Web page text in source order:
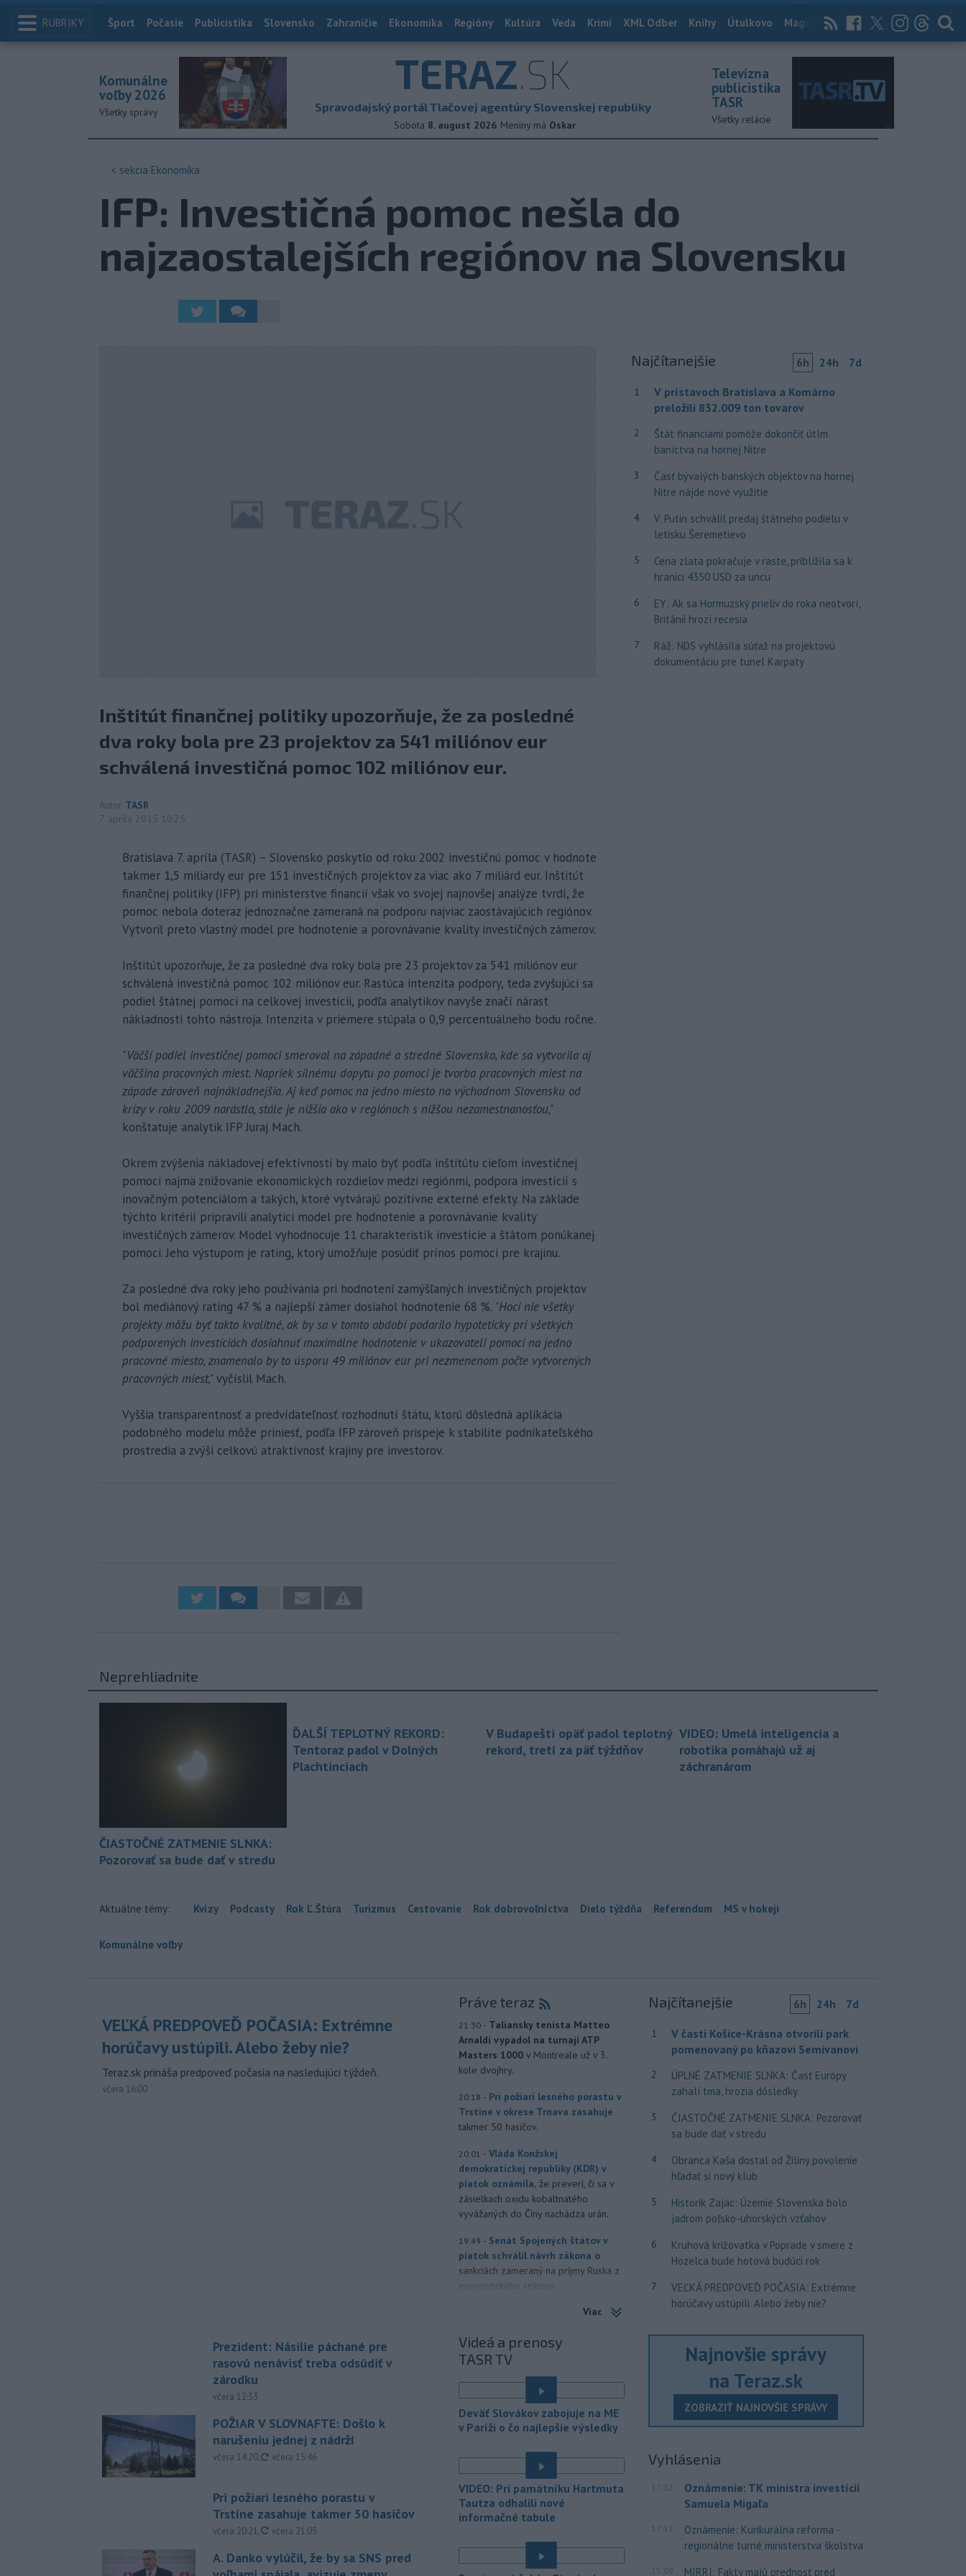
RUBRIKY Index
Šport Počasie Publicistika Slovensko Zahraničie Ekonomika Regióny Kultúra Veda Krimi XML Odber Knihy Útulkovo Magazín News Now Archív
TERAZ.SK
Spravodajský portál Tlačovej agentúry Slovenskej republiky
Sobota 8. august 2026 Meniny má Oskar
Komunálne
voľby 2026
Všetky správy
Televízna
publicistika
TASR
Všetky relácie
< sekcia Ekonomika
IFP: Investičná pomoc nešla do
najzaostalejších regiónov na Slovensku
Inštitút finančnej politiky upozorňuje, že za posledné
dva roky bola pre 23 projektov za 541 miliónov eur
schválená investičná pomoc 102 miliónov eur.
Autor TASR
7. apríla 2015 10:25
Bratislava 7. apríla (TASR) – Slovensko poskytlo od roku 2002 investičnú pomoc v hodnote
takmer 1,5 miliardy eur pre 151 investičných projektov za viac ako 7 miliárd eur. Inštitút
finančnej politiky (IFP) pri ministerstve financií však vo svojej najnovšej analýze tvrdí, že
pomoc nebola doteraz jednoznačne zameraná na podporu najviac zaostávajúcich regiónov.
Vytvoril preto vlastný model pre hodnotenie a porovnávanie kvality investičných zámerov.
Inštitút upozorňuje, že za posledné dva roky bola pre 23 projektov za 541 miliónov eur
schválená investičná pomoc 102 miliónov eur. Rastúca intenzita podpory, teda zvyšujúci sa
podiel štátnej pomoci na celkovej investícii, podľa analytikov navyše značí nárast
nákladnosti tohto nástroja. Intenzita v priemere stúpala o 0,9 percentuálneho bodu ročne.
"Väčší podiel investičnej pomoci smeroval na západné a stredné Slovensko, kde sa vytvorila aj
väčšina pracovných miest. Napriek silnému dopytu po pomoci je tvorba pracovných miest na
západe zároveň najnákladnejšia. Aj keď pomoc na jedno miesto na východnom Slovensku od
krízy v roku 2009 narástla, stále je nižšia ako v regiónoch s nižšou nezamestnanosťou,"
konštatuje analytik IFP Juraj Mach.
Okrem zvýšenia nákladovej efektívnosti by malo byť podľa inštitútu cieľom investičnej
pomoci najmä znižovanie ekonomických rozdielov medzi regiónmi, podpora investícií s
inovačným potenciálom a takých, ktoré vytvárajú pozitívne externé efekty. Na základe
týchto kritérií pripravili analytici model pre hodnotenie a porovnávanie kvality
investičných zámerov. Model vyhodnocuje 11 charakteristík investície a štátom ponúkanej
pomoci. Jeho výstupom je rating, ktorý umožňuje posúdiť prínos pomoci pre krajinu.
Za posledné dva roky jeho používania pri hodnotení zamýšľaných investičných projektov
bol mediánový rating 47 % a najlepší zámer dosiahol hodnotenie 68 %. "Hoci nie všetky
projekty môžu byť takto kvalitné, ak by sa v tomto období podarilo hypoteticky pri všetkých
podporených investíciách dosiahnuť maximálne hodnotenie v ukazovateli pomoci na jedno
pracovné miesto, znamenalo by to úsporu 49 miliónov eur pri nezmenenom počte vytvorených
pracovných miest,"vyčíslil Mach.
Vyššia transparentnosť a predvídateľnosť rozhodnutí štátu, ktorú dôsledná aplikácia
podobného modelu môže priniesť, podľa IFP zároveň prispeje k stabilite podnikateľského
prostredia a zvýši celkovú atraktívnosť krajiny pre investorov.
Najčítanejšie 6h 24h 7d
1
V prístavoch Bratislava a Komárno
preložili 832.009 ton tovarov
2
Štát financiami pomôže dokončiť útlm
baníctva na hornej Nitre
3
Časť bývalých banských objektov na hornej
Nitre nájde nové využitie
4
V. Putin schválil predaj štátneho podielu v
letisku Šeremetievo
5
Cena zlata pokračuje v raste, priblížila sa k
hranici 4350 USD za uncu
6
EY: Ak sa Hormuzský prieliv do roka neotvorí,
Británii hrozí recesia
7
Ráž: NDS vyhlásila súťaž na projektovú
dokumentáciu pre tunel Karpaty
Neprehliadnite
ČIASTOČNÉ ZATMENIE SLNKA:
Pozorovať sa bude dať v stredu
ĎALŠÍ TEPLOTNÝ REKORD:
Tentoraz padol v Dolných
Plachtinciach
V Budapešti opäť padol teplotný
rekord, tretí za päť týždňov
VIDEO: Umelá inteligencia a
robotika pomáhajú už aj
záchranárom
Aktuálne témy: Kvízy Podcasty Rok Ľ.Štúra Turizmus Cestovanie Rok dobrovoľníctva Dielo týždňa Referendum MS v hokeji
Komunálne voľby
VEĽKÁ PREDPOVEĎ POČASIA: Extrémne
horúčavy ustúpili. Alebo žeby nie?
Teraz.sk prináša predpoveď počasia na nasledujúci týždeň.
včera 16:00
Prezident: Násilie páchané pre
rasovú nenávisť treba odsúdiť v
zárodku
včera 12:33
POŽIAR V SLOVNAFTE: Došlo k
narušeniu jednej z nádrží
včera 14:20, aktualizované
včera 15:46
Pri požiari lesného porastu v
Trstíne zasahuje takmer 50 hasičov
včera 20:21, aktualizované
včera 21:05
A. Danko vylúčil, že by sa SNS pred
Práve teraz
21:30 - Taliansky tenista Matteo
Arnaldi vypadol na turnaji ATP
Masters 1000 v Montreale už v 3.
kole dvojhry.
20:18 - Pri požiari lesného porastu v
Trstíne v okrese Trnava zasahuje
takmer 50 hasičov.
20:01 - Vláda Konžskej
demokratickej republiky (KDR) v
piatok oznámila, že preverí, či sa v
zásielkach oxidu kobaltnatého
vyvážaných do Číny nachádza urán.
19:49 - Senát Spojených štátov v
piatok schválil návrh zákona o
sankciách zameraný na príjmy Ruska z
energetického sektora.
Slovenská polícia prispela k
ktorý sa podarilo ukončiť
právoplatným odsúdením páchateľa v
15:21 - Piatkový požiar v
bratislavskej rafinérii Slovnaft je
pod kontrolou.Príčina jeho vzniku
TASR to potvrdil hovorca rafinérie
Anton Molnár.
15:17 - Ministerstvo kultúry (MK) SR
upraví verziu opatrenia o
pôsobnosti rezortu.
14:17 - V bratislavskej rafinérii
Viac
Videá a prenosy
TASR TV
Deväť Slovákov zabojuje na ME
v Paríži o čo najlepšie výsledky
VIDEO: Pri pamätníku Hartmuta
Tautza odhalili nové
informačné tabule
Najčítanejšie 6h 24h 7d
1
V časti Košice-Krásna otvorili park
pomenovaný po kňazovi Semivanovi
2
ÚPLNÉ ZATMENIE SLNKA: Časť Európy
zahalí tma, hrozia dôsledky
3
ČIASTOČNÉ ZATMENIE SLNKA: Pozorovať
sa bude dať v stredu
4
Obranca Kaša dostal od Žiliny povolenie
hľadať si nový klub
5
Historik Zajac: Územie Slovenska bolo
jadrom poľsko-uhorských vzťahov
6
Kruhová križovatka v Poprade v smere z
Hozelca bude hotová budúci rok
7
VEĽKÁ PREDPOVEĎ POČASIA: Extrémne
horúčavy ustúpili. Alebo žeby nie?
Najnovšie správy
na Teraz.sk
ZOBRAZIŤ NAJNOVŠIE SPRÁVY
Vyhlásenia
17:32
Oznámenie: TK ministra investícií
Samuela Migaľa
17:17
Oznámenie: Kurikurálna reforma -
regionálne turné ministerstva školstva
15:09 MIRRI: Fakty majú prednosť pred